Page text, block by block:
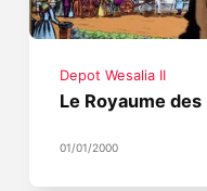
Depot Wesalia II
Le Royaume
01/01/2000